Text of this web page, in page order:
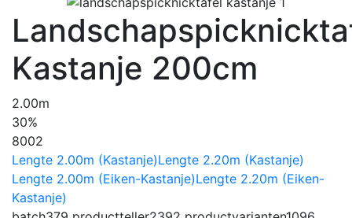
Kastanje 200cm
2.00m
30%
8002
Lengte 2.00m (Kastanje)Lengte 2.20m (Kastanje)
Lengte 2.00m (Eiken-Kastanje)Lengte 2.20m (Eiken-
Kastanje)